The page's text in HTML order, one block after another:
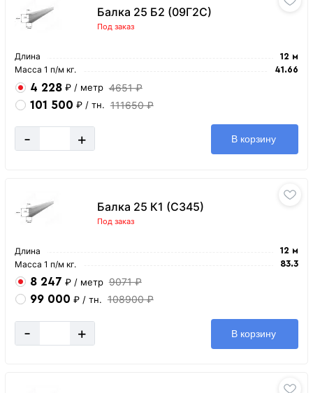
Балка 25 Б2 (09Г2С)
Под заказ
Длина 12 м
Масса 1 п/м кг. 41.66
4 228 ₽ / метр 4651 ₽
101 500 ₽ / тн. 111650 ₽
- + В корзину
Балка 25 К1 (С345)
Под заказ
Длина 12 м
Масса 1 п/м кг. 83.3
8 247 ₽ / метр 9071 ₽
99 000 ₽ / тн. 108900 ₽
- + В корзину